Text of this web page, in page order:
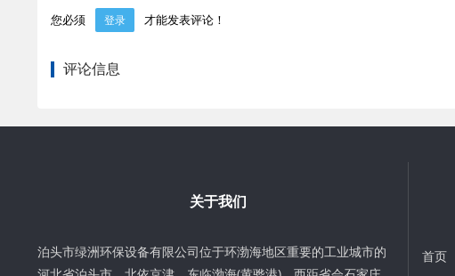
您必须 登录 才能发表评论！
评论信息
关于我们
泊头市绿洲环保设备有限公司位于环渤海地区重要的工业城市的
首页